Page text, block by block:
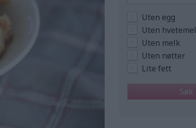
Uten egg
Uten hvetemel
Uten melk
Uten nøtter
Lite fett